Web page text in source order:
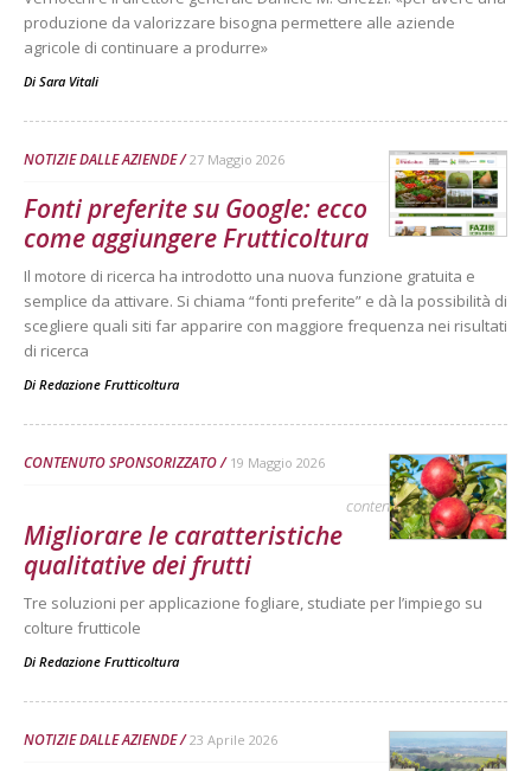
produzione da valorizzare bisogna permettere alle aziende
agricole di continuare a produrre»
Di Sara Vitali
NOTIZIE DALLE AZIENDE 27 Maggio 2026
Fonti preferite su Google: ecco
come aggiungere Frutticoltura
Il motore di ricerca ha introdotto una nuova funzione gratuita e
semplice da attivare. Si chiama “fonti preferite” e dà la possibilità di
scegliere quali siti far apparire con maggiore frequenza nei risultati
di ricerca
Di Redazione Frutticoltura
CONTENUTO SPONSORIZZATO 19 Maggio 2026
contenuto sponsorizzato
Migliorare le caratteristiche
qualitative dei frutti
Tre soluzioni per applicazione fogliare, studiate per l’impiego su
colture frutticole
Di Redazione Frutticoltura
NOTIZIE DALLE AZIENDE 23 Aprile 2026